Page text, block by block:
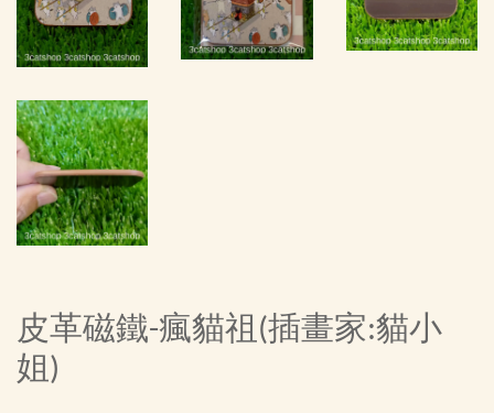
皮革磁鐵-瘋貓祖(插畫家:貓小
姐)